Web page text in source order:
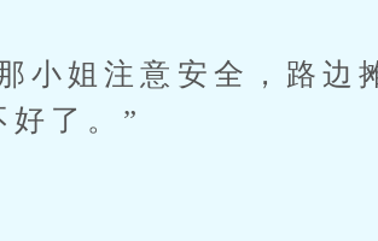
注意安全，路边摊
了。”